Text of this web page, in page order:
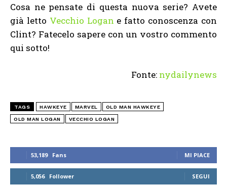
53,189 Fans MI PIACE
5,056 Follower SEGUI
Cosa ne pensate di questa nuova serie? Avete
già letto Vecchio Logan e fatto conoscenza con
Clint? Fatecelo sapere con un vostro commento
qui sotto!
Fonte: nydailynews
TAGS HAWKEYE MARVEL OLD MAN HAWKEYE
OLD MAN LOGAN VECCHIO LOGAN